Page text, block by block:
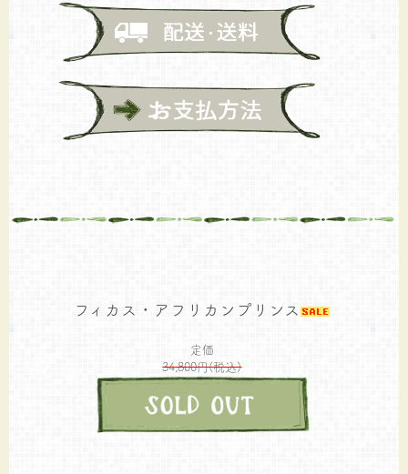
フィカス・アフリカンプリンス
定価
34,800円(税込)